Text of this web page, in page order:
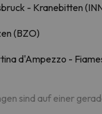
- Kranebitten
(BZO)
d'Ampezzo -
sind auf einer